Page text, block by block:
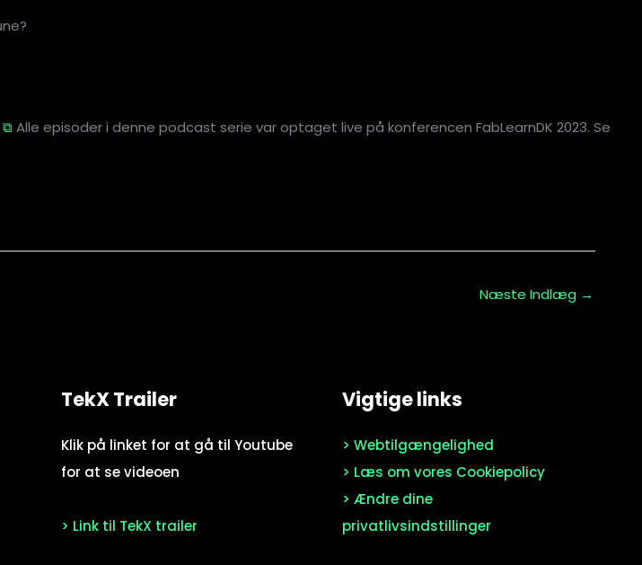
⧉Alle episoder i denne podcast serie var optaget live på konferencen FabLearnDK 2023. Se
Næste Indlæg →
TekX Trailer
Klik på linket for at gå til Youtube
for at se videoen
> Link til TekX trailer
Vigtige links
> Webtilgængelighed
> Læs om vores Cookiepolicy
> Ændre dine
privatlivsindstillinger